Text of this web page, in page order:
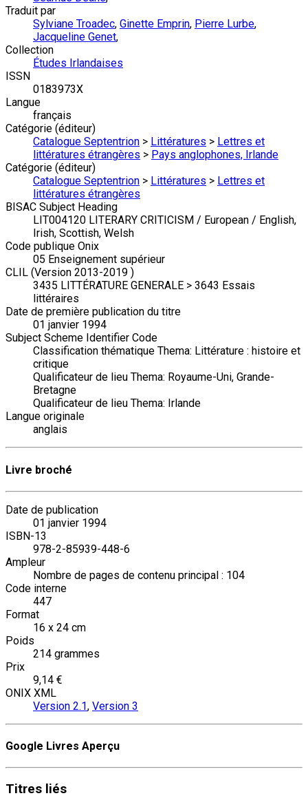
Traduit par
Sylviane Troadec, Ginette Emprin, Pierre Lurbe,
Jacqueline Genet,
Collection
Études Irlandaises
ISSN
0183973X
Langue
français
Catégorie (éditeur)
Catalogue Septentrion > Littératures > Lettres et
littératures étrangères > Pays anglophones, Irlande
Catégorie (éditeur)
Catalogue Septentrion > Littératures > Lettres et
littératures étrangères
BISAC Subject Heading
LIT004120 LITERARY CRITICISM / European / English,
Irish, Scottish, Welsh
Code publique Onix
05 Enseignement supérieur
CLIL (Version 2013-2019 )
3435 LITTÉRATURE GENERALE > 3643 Essais
littéraires
Date de première publication du titre
01 janvier 1994
Subject Scheme Identifier Code
Classification thématique Thema: Littérature : histoire et
critique
Qualificateur de lieu Thema: Royaume-Uni, Grande-
Bretagne
Qualificateur de lieu Thema: Irlande
Langue originale
anglais
Livre broché
Date de publication
01 janvier 1994
ISBN-13
978-2-85939-448-6
Ampleur
Nombre de pages de contenu principal : 104
Code interne
447
Format
16 x 24 cm
Poids
214 grammes
Prix
9,14 €
ONIX XML
Version 2.1, Version 3
Google Livres Aperçu
Titres liés